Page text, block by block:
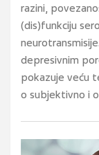
razini,
(dis)funkciju
depresivnim
pokazuje veću
o subjektivno i